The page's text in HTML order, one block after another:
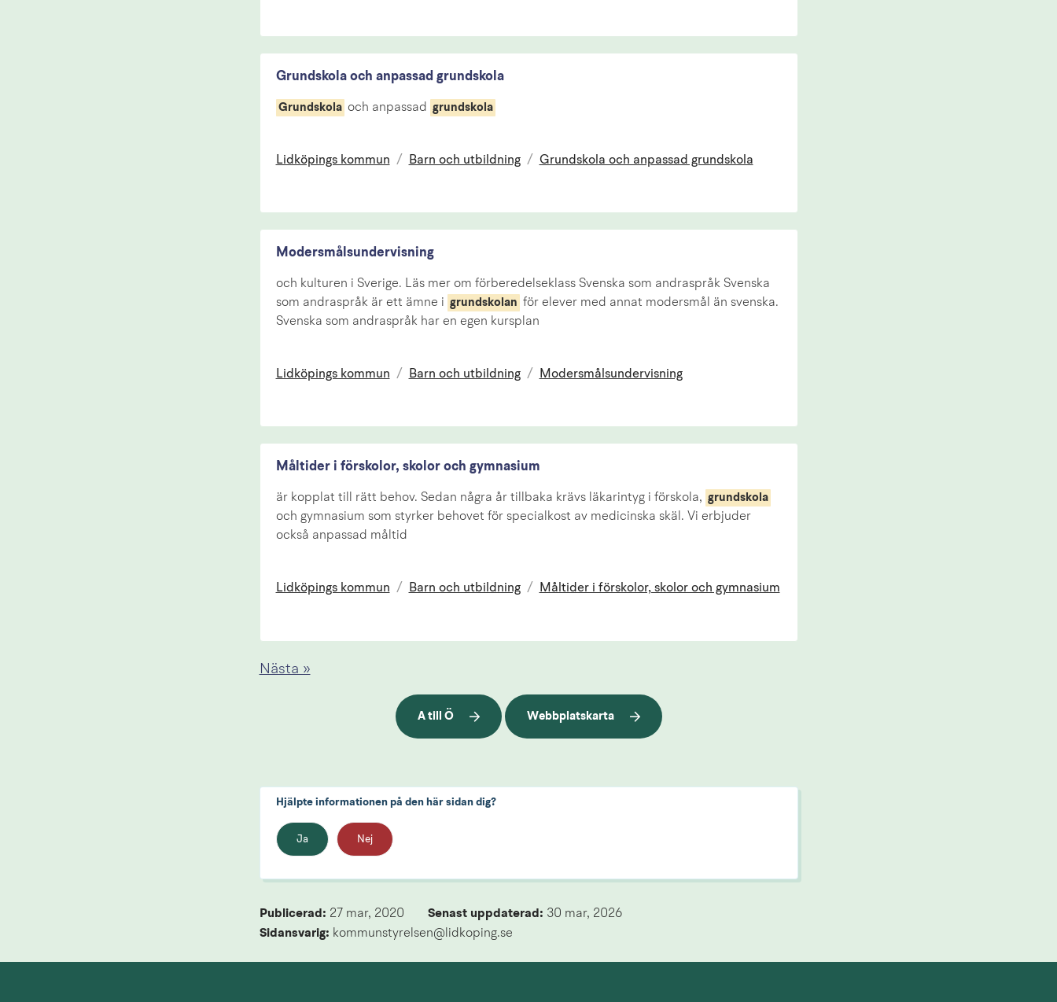
Grundskola och anpassad grundskola
Grundskola och anpassad grundskola
Lidköpings kommun / Barn och utbildning / Grundskola och anpassad grundskola
Modersmålsundervisning
och kulturen i Sverige. Läs mer om förberedelseklass Svenska som andraspråk Svenska
som andraspråk är ett ämne i grundskolan för elever med annat modersmål än svenska.
Svenska som andraspråk har en egen kursplan
Lidköpings kommun / Barn och utbildning / Modersmålsundervisning
Måltider i förskolor, skolor och gymnasium
är kopplat till rätt behov. Sedan några år tillbaka krävs läkarintyg i förskola, grundskola
och gymnasium som styrker behovet för specialkost av medicinska skäl. Vi erbjuder
också anpassad måltid
Lidköpings kommun / Barn och utbildning / Måltider i förskolor, skolor och gymnasium
Nästa »
A till Ö Webbplatskarta
Hjälpte informationen på den här sidan dig?
Ja Nej
Publicerad: 27 mar, 2020 Senast uppdaterad: 30 mar, 2026
Sidansvarig: kommunstyrelsen@lidkoping.se